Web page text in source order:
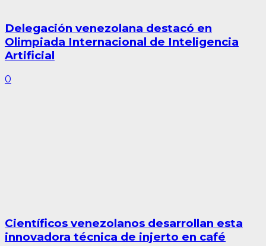
Delegación venezolana destacó en
Olimpiada Internacional de Inteligencia
Artificial
0
Científicos venezolanos desarrollan esta
innovadora técnica de injerto en café